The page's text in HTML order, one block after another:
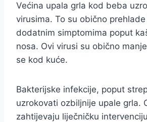
Većina upala grla kod beba
virusima. To su obično
dodatnim simptomima poput
nosa. Ovi virusi su obično
se kod kuće.
Bakterijske infekcije, poput
uzrokovati ozbiljnije upale grla.
zahtijevaju liječničku